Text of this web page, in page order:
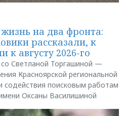
на два фронта:
рассказали, к
к августу 2026-го
Светланой Торгашиной —
Красноярской региональной
содействия поисковым работам
Оксаны Василишиной